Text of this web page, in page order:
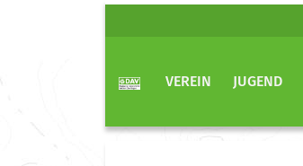
VEREIN JUGEND